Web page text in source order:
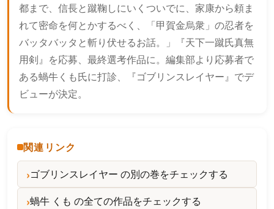
都まで、信長と蹴鞠しにいくついでに、家康から頼ま
れて密命を何とかするべく、「甲賀金烏衆」の忍者を
バッタバッタと斬り伏せるお話。」『天下一蹴氏真無
用剣』を応募、最終選考作品に。編集部より応募者で
ある蝸牛くも氏に打診、『ゴブリンスレイヤー』でデ
ビューが決定。
関連リンク
ゴブリンスレイヤー の別の巻をチェックする
蝸牛 くも の全ての作品をチェックする